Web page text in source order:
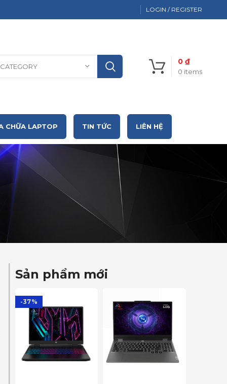
LOGIN / REGISTER
0 items
0₫
CHỮA LAPTOP TIN TỨC LIÊN HỆ
Sản phẩm mới
-37%